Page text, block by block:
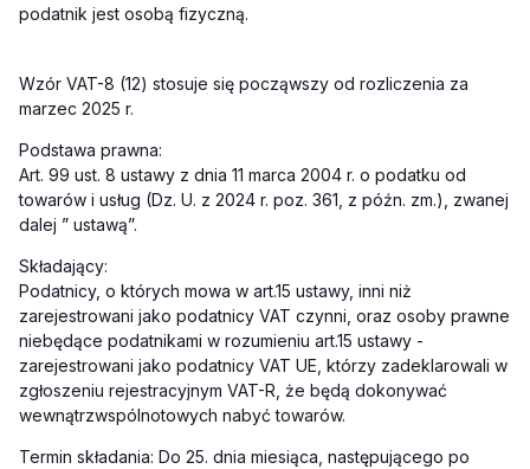
podatnik jest osobą fizyczną.
Wzór VAT-8 (12) stosuje się począwszy od rozliczenia za
marzec 2025 r.
Podstawa prawna:
Art. 99 ust. 8 ustawy z dnia 11 marca 2004 r. o podatku od
towarów i usług (Dz. U. z 2024 r. poz. 361, z późn. zm.), zwanej
dalej ” ustawą”.
Składający:
Podatnicy, o których mowa w art.15 ustawy, inni niż
zarejestrowani jako podatnicy VAT czynni, oraz osoby prawne
niebędące podatnikami w rozumieniu art.15 ustawy -
zarejestrowani jako podatnicy VAT UE, którzy zadeklarowali w
zgłoszeniu rejestracyjnym VAT-R, że będą dokonywać
wewnątrzwspólnotowych nabyć towarów.
Termin składania: Do 25. dnia miesiąca, następującego po